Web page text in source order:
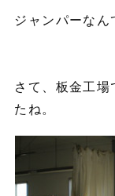
ジャンパーなん
さて、板金工
たね。